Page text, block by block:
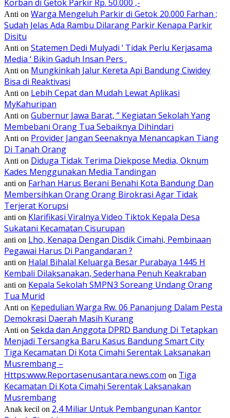
Korban di Getok Parkir Rp. 50.000 ,-
Anti on Warga Mengeluh Parkir di Getok 20.000 Farhan ;
Sudah Jelas Ada Rambu Dilarang Parkir Kenapa Parkir
Disitu
Anti on Statemen Dedi Mulyadi ‘ Tidak Perlu Kerjasama
Media ‘ Bikin Gaduh Insan Pers .
Anti on Mungkinkah Jalur Kereta Api Bandung Ciwidey
Bisa di Reaktivasi
Anti on Lebih Cepat dan Mudah Lewat Aplikasi
MyKahuripan
Anti on Gubernur Jawa Barat, ” Kegiatan Sekolah Yang
Membebani Orang Tua Sebaiknya Dihindari
Anti on Provider Jangan Seenaknya Menancapkan Tiang
Di Tanah Orang
Anti on Diduga Tidak Terima Diekpose Media, Oknum
Kades Menggunakan Media Tandingan
anti on Farhan Harus Berani Benahi Kota Bandung Dan
Membersihkan Orang Orang Birokrasi Agar Tidak
Terjerat Korupsi
anti on Klarifikasi Viralnya Video Tiktok Kepala Desa
Sukatani Kecamatan Cisurupan
anti on Lho, Kenapa Dengan Disdik Cimahi, Pembinaan
Pegawai Harus Di Pangandaran ?
anti on Halal Bihalal Keluarga Besar Purabaya 1445 H
Kembali Dilaksanakan, Sederhana Penuh Keakraban
anti on Kepala Sekolah SMPN3 Soreang Undang Orang
Tua Murid
Anti on Kepedulian Warga Rw. 06 Pananjung Dalam Pesta
Demokrasi Daerah Masih Kurang
Anti on Sekda dan Anggota DPRD Bandung Di Tetapkan
Menjadi Tersangka Baru Kasus Bandung Smart City
Tiga Kecamatan Di Kota Cimahi Serentak Laksanakan
Musrembang –
Https:www.Reportasenusantara.news.com on Tiga
Kecamatan Di Kota Cimahi Serentak Laksanakan
Musrembang
Anak kecil on 2,4 Miliar Untuk Pembangunan Kantor